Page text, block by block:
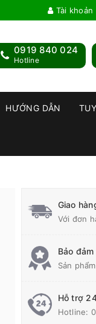
Tài khoản
0919 840 024
Hotline
HƯỚNG DẪN
Giao
Với đơn
Bảo
Sản
Hỗ trợ
Hotline: